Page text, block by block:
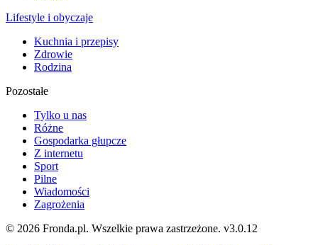
Lifestyle i obyczaje
Kuchnia i przepisy
Zdrowie
Rodzina
Pozostałe
Tylko u nas
Różne
Gospodarka głupcze
Z internetu
Sport
Pilne
Wiadomości
Zagrożenia
© 2026 Fronda.pl. Wszelkie prawa zastrzeżone. v3.0.12